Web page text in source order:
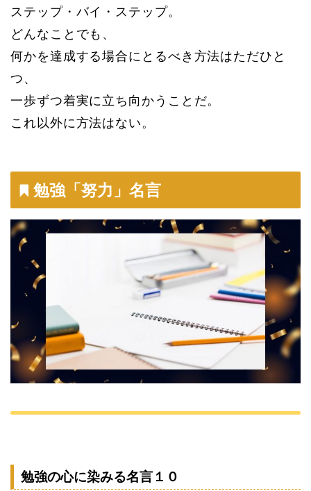
ステップ・バイ・ステップ。
どんなことでも、
何かを達成する場合にとるべき方法はただひと
つ、
一歩ずつ着実に立ち向かうことだ。
これ以外に方法はない。
勉強「努力」名言
勉強の心に染みる名言１０